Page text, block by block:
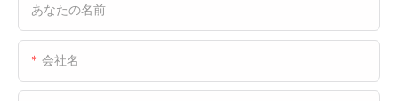
あなたの名前
会社名